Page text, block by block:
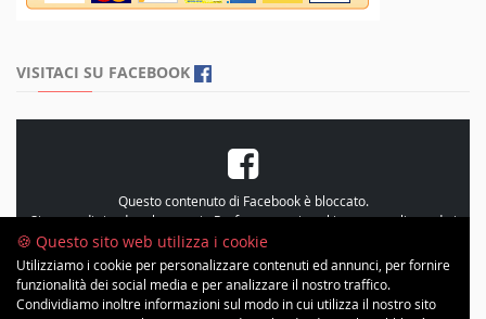
VISITACI SU FACEBOOK
Questo contenuto di Facebook è bloccato.
Si prega di rivedere le propriePreferenze sui cookie, personalizzando i
cookie e accetando le “Statistiche”
🍪 Questo sito web utilizza i cookie
Utilizziamo i cookie per personalizzare contenuti ed annunci, per fornire
funzionalità dei social media e per analizzare il nostro traffico.
Condividiamo inoltre informazioni sul modo in cui utilizza il nostro sito